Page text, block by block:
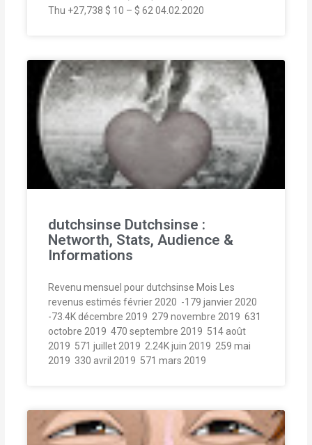
Thu +27,738 $ 10 – $ 62 04.02.2020
dutchsinse Dutchsinse :
Networth, Stats, Audience &
Informations
Revenu mensuel pour dutchsinse Mois Les
revenus estimés février 2020  -179 janvier 2020 
-73.4K décembre 2019  279 novembre 2019  631
octobre 2019  470 septembre 2019  514 août
2019  571 juillet 2019  2.24K juin 2019  259 mai
2019  330 avril 2019  571 mars 2019 